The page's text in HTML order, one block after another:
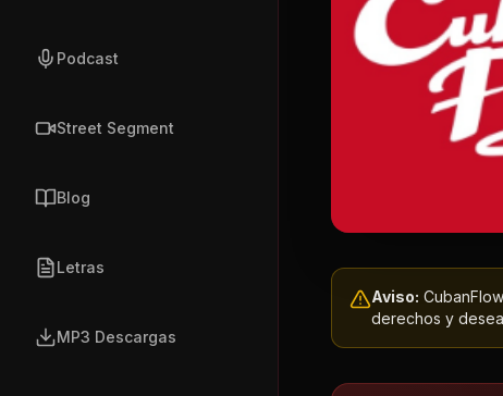
Podcast
Street Segment
Blog
Letras
MP3 Descargas
Aviso:
derechos y